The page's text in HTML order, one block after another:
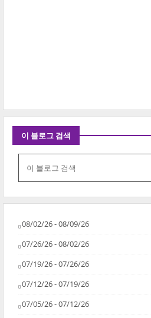
이 블로그 검색
08/02/26 - 08/09/26
07/26/26 - 08/02/26
07/19/26 - 07/26/26
07/12/26 - 07/19/26
07/05/26 - 07/12/26